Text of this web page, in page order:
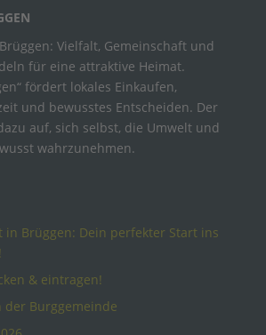
Vielfalt, Gemeinschaft und
für eine attraktive Heimat.
fördert lokales Einkaufen,
und bewusstes Entscheiden. Der
auf, sich selbst, die Umwelt und
wahrzunehmen.
in Brüggen: Dein perfekter Start ins
& eintragen!
der Burggemeinde